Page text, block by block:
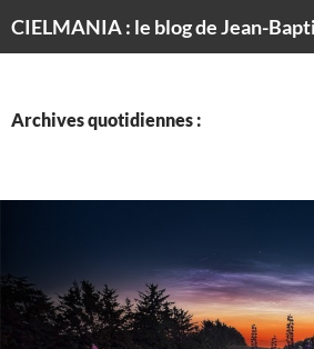
Archives quotidiennes :